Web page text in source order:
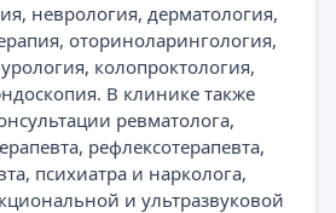
неврология, дерматология,
оториноларингология,
колопроктология,
В клинике также
ревматолога,
рефлексотерапевта,
психиатра и нарколога,
и ультразвуковой